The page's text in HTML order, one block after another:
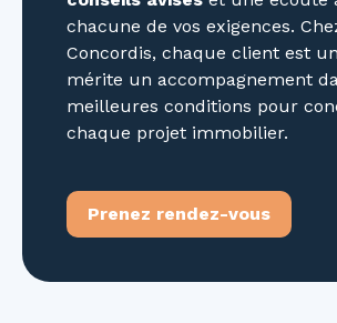
chacune de vos exigences.
Concordis, chaque client est
mérite un accompagnement
meilleures conditions pour
chaque projet immobilier.
Prenez rendez-vous